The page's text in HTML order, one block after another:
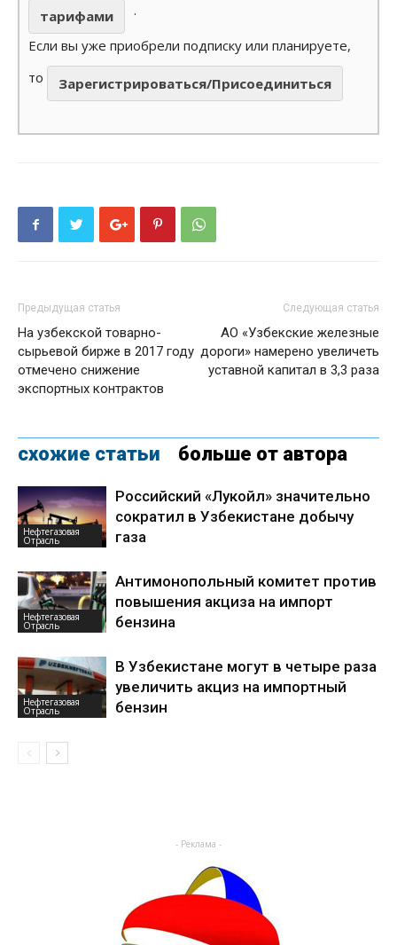
тарифами
.
Если вы уже приобрели подписку или планируете,
то
Зарегистрироваться/Присоединиться
Предыдущая статья
На узбекской товарно-
сырьевой бирже в 2017 году
отмечено снижение
экспортных контрактов
Следующая статья
АО «Узбекские железные
дороги» намерено увеличеть
уставной капитал в 3,3 раза
схожие статьи больше от автора
Нефтегазовая
Отрасль
Российский «Лукойл» значительно
сократил в Узбекистане добычу
газа
Нефтегазовая
Отрасль
Антимонопольный комитет против
повышения акциза на импорт
бензина
Нефтегазовая
Отрасль
В Узбекистане могут в четыре раза
увеличить акциз на импортный
бензин
- Реклама -